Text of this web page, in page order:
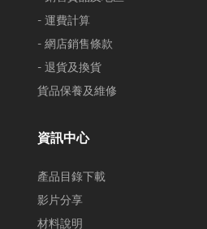
- 運費計算
- 網店銷售條款
- 退貨及換貨
貨品保養及維修
資訊中心
產品目錄下載
影片分享
材料說明